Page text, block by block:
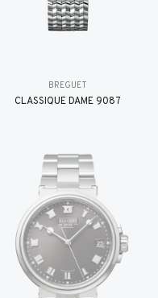
BREGUET
CLASSIQUE DAME 9087